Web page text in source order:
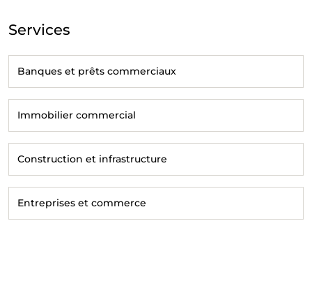
Services
Banques et prêts commerciaux
Immobilier commercial
Construction et infrastructure
Entreprises et commerce